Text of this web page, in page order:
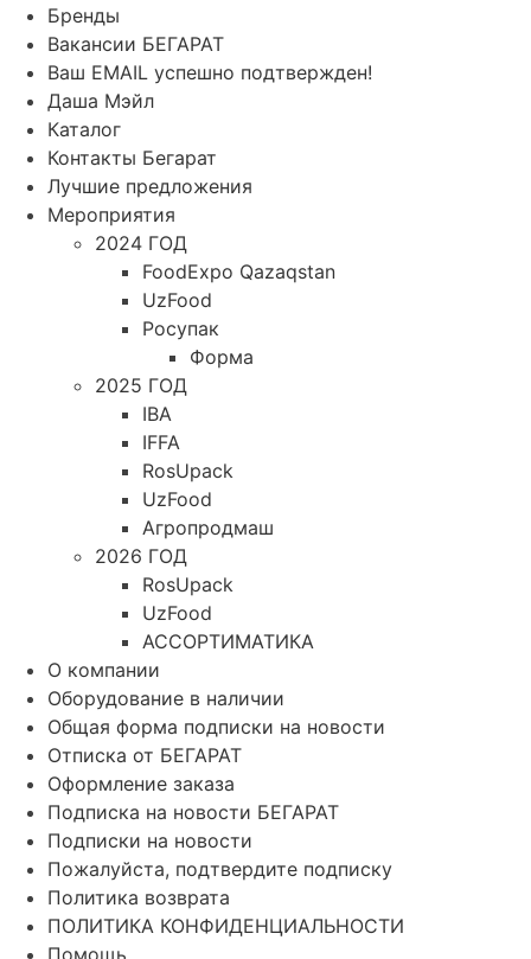
Бренды
Вакансии БЕГАРАТ
Ваш EMAIL успешно подтвержден!
Даша Мэйл
Каталог
Контакты Бегарат
Лучшие предложения
Мероприятия
2024 ГОД
FoodExpo Qazaqstan
UzFood
Росупак
Форма
2025 ГОД
IBA
IFFA
RosUpack
UzFood
Агропродмаш
2026 ГОД
RosUpack
UzFood
АССОРТИМАТИКА
О компании
Оборудование в наличии
Общая форма подписки на новости
Отписка от БЕГАРАТ
Оформление заказа
Подписка на новости БЕГАРАТ
Подписки на новости
Пожалуйста, подтвердите подписку
Политика возврата
ПОЛИТИКА КОНФИДЕНЦИАЛЬНОСТИ
Помощь